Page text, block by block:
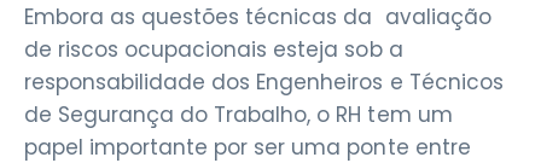
Embora as questões técnicas da avaliação
de riscos ocupacionais esteja sob a
responsabilidade dos Engenheiros e Técnicos
de Segurança do Trabalho, o RH tem um
papel importante por ser uma ponte entre